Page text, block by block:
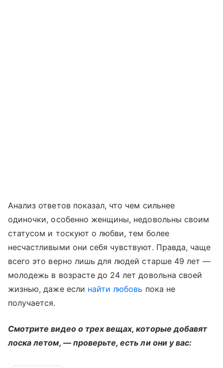
Анализ ответов показал, что чем сильнее
одиночки, особенно женщины, недовольны своим
статусом и тоскуют о любви, тем более
несчастливыми они себя чувствуют. Правда, чаще
всего это верно лишь для людей старше 49 лет —
молодежь в возрасте до 24 лет довольна своей
жизнью, даже если найти любовь пока не
получается.
Смотрите видео о трех вещах, которые добавят
лоска летом, — проверьте, есть ли они у вас: